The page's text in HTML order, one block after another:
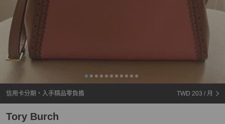
信用卡分期・入手精品零負擔 TWD 203 / 月
Tory Burch